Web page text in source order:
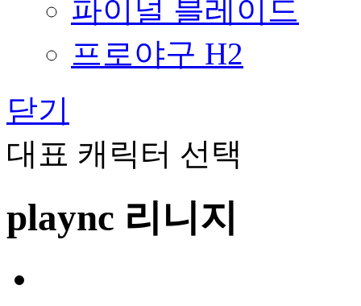
파이널 블레이드
프로야구 H2
닫기
대표 캐릭터 선택
plaync 리니지